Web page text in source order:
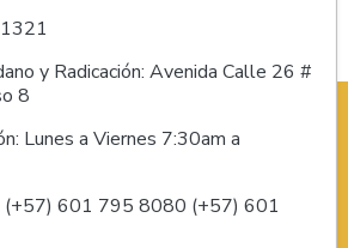
y Radicación: Avenida Calle 26 #
8
Lunes a Viernes 7:30am a
(+57) 601 795 8080 (+57) 601